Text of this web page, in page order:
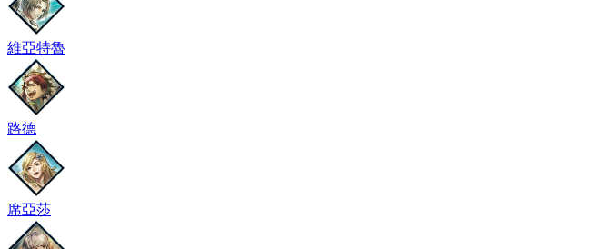
維亞特魯
路德
席亞莎